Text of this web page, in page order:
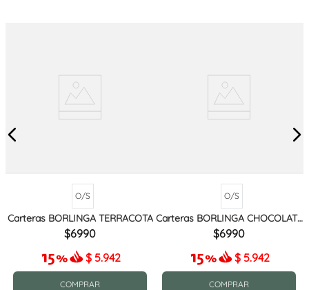
O/S
Carteras BORLINGA TERRACOTA
6990
$ 5.942
COMPRAR
O/S
Carteras BORLINGA CHOCOLATE
MIX
6990
$ 5.942
COMPRAR